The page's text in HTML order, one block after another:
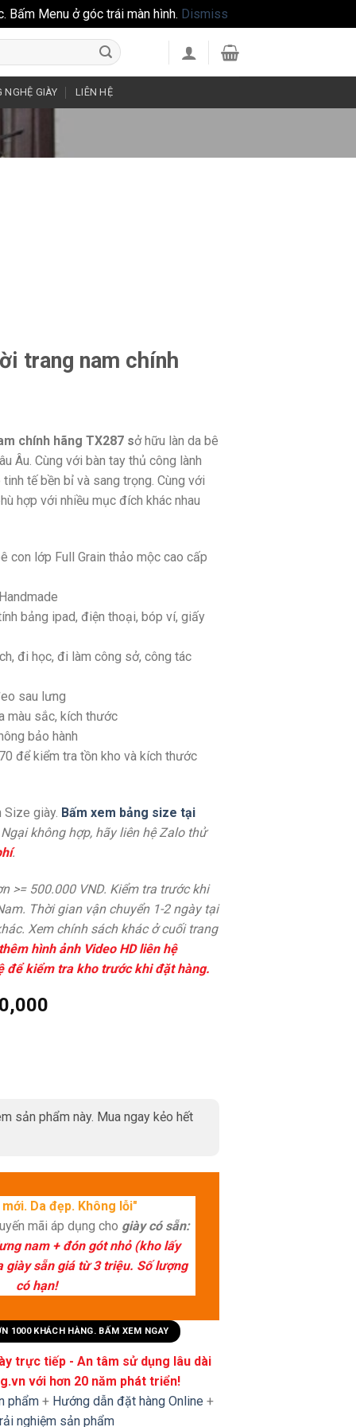
Bấm Menu ở góc trái màn hình. Dismiss
NGHỆ GIÀY LIÊN HỆ
trang nam chính
chính hãng TX287 sở hữu làn da bê
Âu. Cùng với bàn tay thủ công lành
tế bền bỉ và sang trọng. Cùng với
hợp với nhiều mục đích khác nhau
con lớp Full Grain thảo mộc cao cấp
bảng ipad, điện thoại, bóp ví, giấy
đi học, đi làm công sở, công tác
sau lưng
màu sắc, kích thước
bảo hành
để kiểm tra tồn kho và kích thước
Size giày. Bấm xem bảng size tại
không hợp, hãy liên hệ Zalo thử
.
>= 500.000 VND. Kiểm tra trước khi
Thời gian vận chuyển 1-2 ngày tại
Xem chính sách khác ở cuối trang
hình ảnh Video HD liên hệ
để kiểm tra kho trước khi đặt hàng.
sản phẩm này. Mua ngay kẻo hết
Da đẹp. Không lỗi"
mãi áp dụng cho giày có sẵn:
nam + đón gót nhỏ (kho lấy
giày sẵn giá từ 3 triệu. Số lượng
có hạn!
1000 KHÁCH HÀNG. BẤM XEM NGAY
trực tiếp - An tâm sử dụng lâu dài
với hơn 20 năm phát triển!
phẩm+ Hướng dẫn đặt hàng Online +
nghiệm sản phẩm